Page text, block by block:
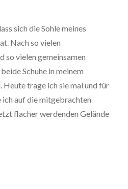
sich die Sohle meines
Nach so vielen
so vielen gemeinsamen
Schuhe in meinem
Heute trage ich sie mal und für
auf die mitgebrachten
flacher werdenden Gelände